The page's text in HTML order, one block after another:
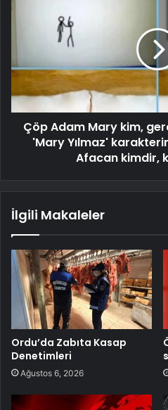
Çöp Adam Mary kim,
'Mary Yılmaz'
Afacan kimdir,
İlgili Makaleler
Ordu’da Zabıta Kasap
Denetimleri
Ağustos 6, 2026